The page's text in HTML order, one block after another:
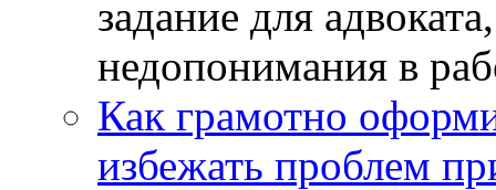
Как грамотно
избежать проблем